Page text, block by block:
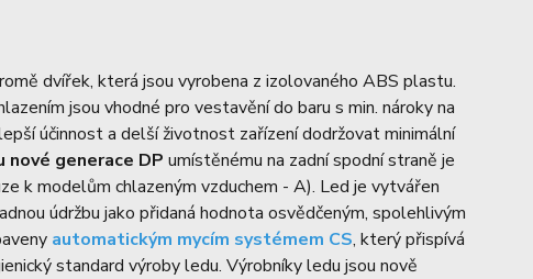
dvířek, která jsou vyrobena z izolovaného ABS plastu.
jsou vhodné pro vestavění do baru s min. nároky na
účinnost a delší životnost zařízení dodržovat minimální
nové generace DP umístěnému na zadní spodní straně je
k modelům chlazeným vzduchem - A). Led je vytvářen
údržbu jako přidaná hodnota osvědčeným, spolehlivým
automatickým mycím systémem CS, který přispívá
standard výroby ledu. Výrobníky ledu jsou nově